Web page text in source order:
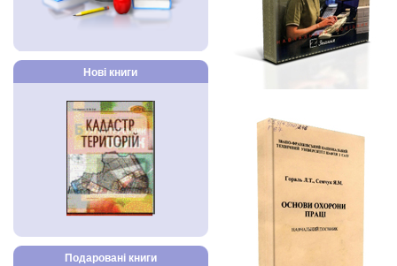
Нові книги
Подаровані книги